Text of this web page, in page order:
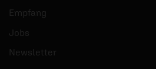
Empfang
Jobs
Newsletter